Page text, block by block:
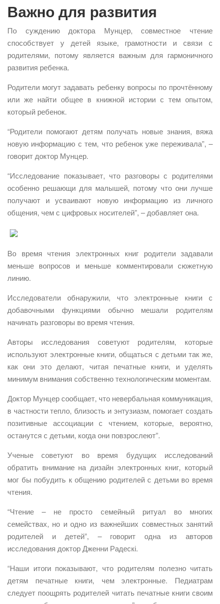
Важно для развития
По суждению доктора Мунцер, совместное чтение
способствует у детей языке, грамотности и связи с
родителями, потому является важным для гармоничного
развития ребенка.
Родители могут задавать ребенку вопросы по прочтённому
или же найти общее в книжной истории с тем опытом,
который ребенок.
“Родители помогают детям получать новые знания, вяжа
новую информацию с тем, что ребенок уже переживала”, –
говорит доктор Мунцер.
“Исследование показывает, что разговоры с родителями
особенно решающи для малышей, потому что они лучше
получают и усваивают новую информацию из личного
общения, чем с цифровых носителей”, – добавляет она.
Во время чтения электронных книг родители задавали
меньше вопросов и меньше комментировали сюжетную
линию.
Исследователи обнаружили, что электронные книги с
добавочными функциями обычно мешали родителям
начинать разговоры во время чтения.
Авторы исследования советуют родителям, которые
используют электронные книги, общаться с детьми так же,
как они это делают, читая печатные книги, и уделять
минимум внимания собственно технологическим моментам.
Доктор Мунцер сообщает, что невербальная коммуникация,
в частности тепло, близость и энтузиазм, помогает создать
позитивные ассоциации с чтением, которые, вероятно,
останутся с детьми, когда они повзрослеют”.
Ученые советуют во время будущих исследований
обратить внимание на дизайн электронных книг, который
мог бы побудить к общению родителей с детьми во время
чтения.
“Чтение – не просто семейный ритуал во многих
семействах, но и одно из важнейших совместных занятий
родителей и детей”, – говорит одна из авторов
исследования доктор Дженни Радескі.
“Наши итоги показывают, что родителям полезно читать
детям печатные книги, чем электронные. Педиатрам
следует поощрять родителей читать печатные книги своим